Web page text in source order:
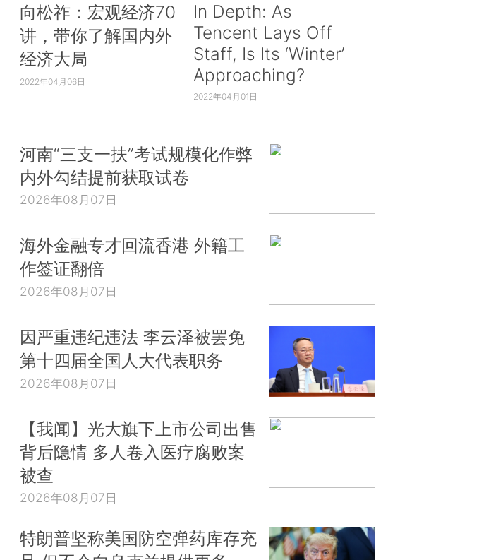
向松祚：宏观经济70
讲，带你了解国内外
经济大局
2022年04月06日
In Depth: As
Tencent Lays Off
Staff, Is Its ‘Winter’
Approaching?
2022年04月01日
河南“三支一扶”考试规模化作弊
内外勾结提前获取试卷
2026年08月07日
海外金融专才回流香港 外籍工
作签证翻倍
2026年08月07日
因严重违纪违法 李云泽被罢免
第十四届全国人大代表职务
2026年08月07日
【我闻】光大旗下上市公司出售
背后隐情 多人卷入医疗腐败案
被查
2026年08月07日
特朗普坚称美国防空弹药库存充